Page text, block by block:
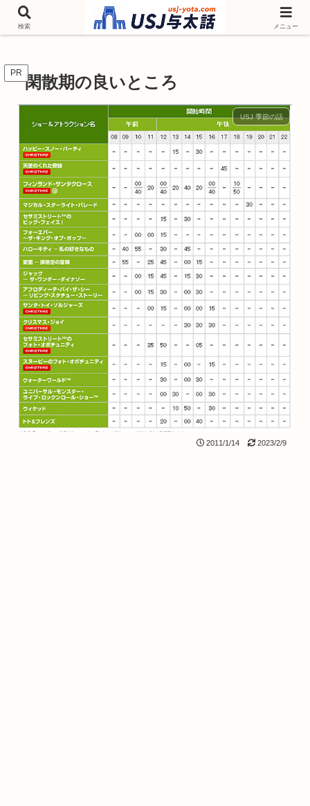
チケットやシーズンイベント ニンテンドーワールド アトラクションなどユニ
バを歩いて情報収集しています
PR 閑散期の良いところ
USJ 季節の話
2011/1/14 2023/2/9
検索 メニュー